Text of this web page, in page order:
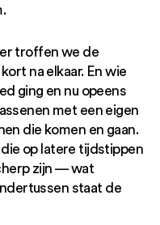
troffen we de
na elkaar. En wie
ging en nu opeens
met een eigen
die komen en gaan.
op latere tijdstippen
zijn — wat
staat de